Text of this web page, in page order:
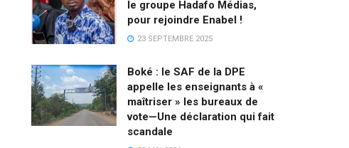
le groupe Hadafo Médias,
pour rejoindre Enabel !
23 SEPTEMBRE 2025
Boké : le SAF de la DPE
appelle les enseignants à «
maîtriser » les bureaux de
vote—Une déclaration qui fait
scandale